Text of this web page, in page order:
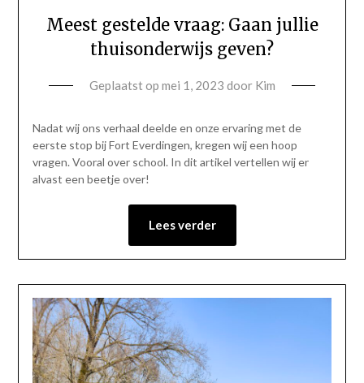
Meest gestelde vraag: Gaan jullie
thuisonderwijs geven?
Geplaatst op mei 1, 2023 door Kim
Nadat wij ons verhaal deelde en onze ervaring met de
eerste stop bij Fort Everdingen, kregen wij een hoop
vragen. Vooral over school. In dit artikel vertellen wij er
alvast een beetje over!
Lees verder